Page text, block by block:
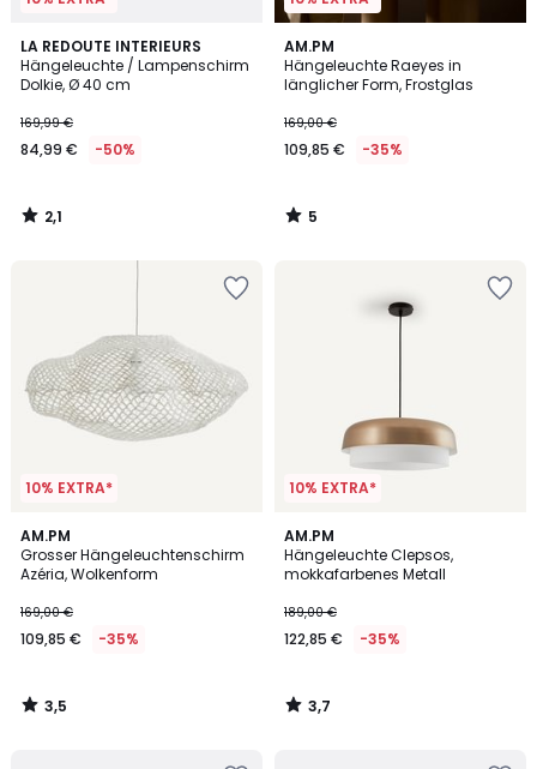
LA REDOUTE INTERIEURS
Hängeleuchte / Lampenschirm
Dolkie, Ø 40 cm
169,99 €
84,99 € -50%
2,1
/
5
2,1
/
AM.PM
Hängeleuchte Raeyes in
länglicher Form, Frostglas
169,00 €
109,85 € -35%
5
/
5
5
/
10% EXTRA*
AM.PM
Grosser Hängeleuchtenschirm
Azéria, Wolkenform
169,00 €
109,85 € -35%
3,5
/ 5
3,5
/
10% EXTRA*
AM.PM
Hängeleuchte Clepsos,
mokkafarbenes Metall
189,00 €
122,85 € -35%
3,7
/ 5
3,7
/